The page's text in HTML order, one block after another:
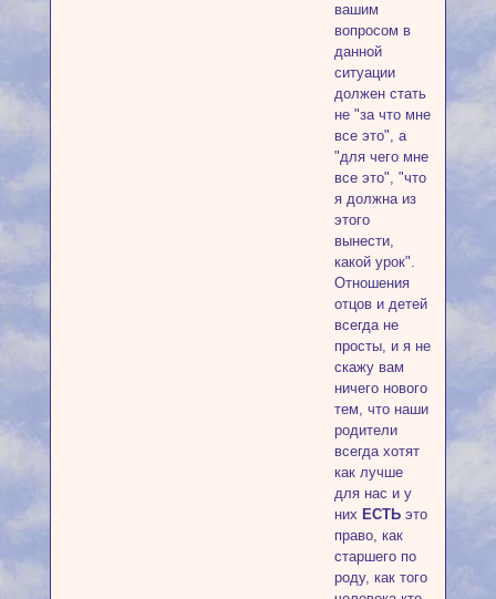
вашим
вопросом в
данной
ситуации
должен стать
не "за что мне
все это", а
"для чего мне
все это", "что
я должна из
этого
вынести,
какой урок".
Отношения
отцов и детей
всегда не
просты, и я не
скажу вам
ничего нового
тем, что наши
родители
всегда хотят
как лучше
для нас и у
них ЕСТЬэто
право, как
старшего по
роду, как того